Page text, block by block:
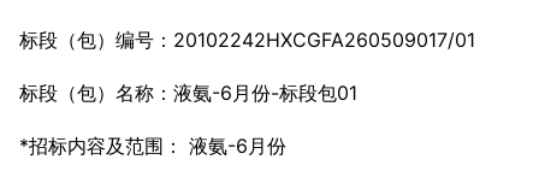
标段（包）编号：20102242HXCGFA260509017/01
标段（包）名称：液氨-6月份-标段包01
*招标内容及范围： 液氨-6月份